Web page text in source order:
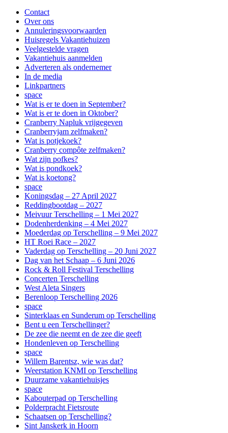
Contact
Over ons
Annuleringsvoorwaarden
Huisregels Vakantiehuizen
Veelgestelde vragen
Vakantiehuis aanmelden
Adverteren als ondernemer
In de media
Linkpartners
space
Wat is er te doen in September?
Wat is er te doen in Oktober?
Cranberry Napluk vrijgegeven
Cranberryjam zelfmaken?
Wat is potjekoek?
Cranberry compôte zelfmaken?
Wat zijn pofkes?
Wat is pondkoek?
Wat is koetong?
space
Koningsdag – 27 April 2027
Reddingbootdag – 2027
Meivuur Terschelling – 1 Mei 2027
Dodenherdenking – 4 Mei 2027
Moederdag op Terschelling – 9 Mei 2027
HT Roei Race – 2027
Vaderdag op Terschelling – 20 Juni 2027
Dag van het Schaap – 6 Juni 2026
Rock & Roll Festival Terschelling
Concerten Terschelling
West Aleta Singers
Berenloop Terschelling 2026
space
Sinterklaas en Sunderum op Terschelling
Bent u een Terschellinger?
De zee die neemt en de zee die geeft
Hondenleven op Terschelling
space
Willem Barentsz, wie was dat?
Weerstation KNMI op Terschelling
Duurzame vakantiehuisjes
space
Kabouterpad op Terschelling
Polderpracht Fietsroute
Schaatsen op Terschelling?
Sint Janskerk in Hoorn